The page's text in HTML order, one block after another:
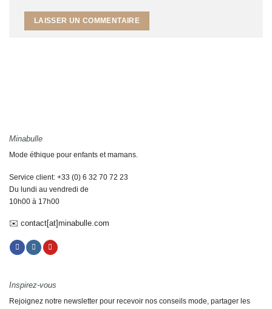
Minabulle
Mode éthique pour enfants et mamans.
Service client: +33 (0) 6 32 70 72 23
Du lundi au vendredi de
10h00 à 17h00
✉️ contact[at]minabulle.com
Inspirez-vous
Rejoignez notre newsletter pour recevoir nos conseils mode, partager les